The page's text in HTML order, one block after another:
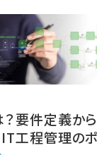
要件定義か
工程管理の